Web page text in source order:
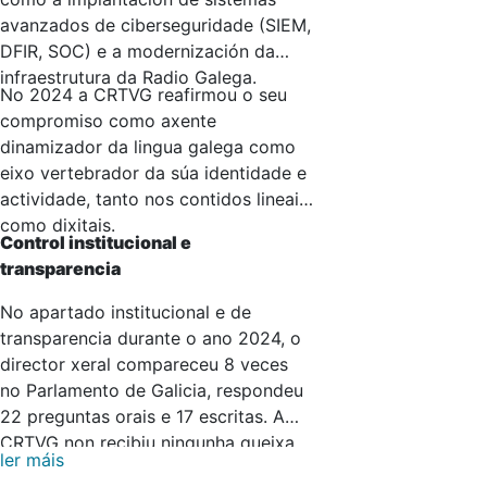
avanzados de ciberseguridade (SIEM,
DFIR, SOC) e a modernización da
infraestrutura da Radio Galega.
No 2024 a CRTVG reafirmou o seu
compromiso como axente
dinamizador da lingua galega como
eixo vertebrador da súa identidade e
actividade, tanto nos contidos lineais
como dixitais.
Control institucional e
transparencia
No apartado institucional e de
transparencia durante o ano 2024, o
director xeral compareceu 8 veces
no Parlamento de Galicia, respondeu
22 preguntas orais e 17 escritas. A
CRTVG non recibiu ningunha queixa
perante a Valedora do Pobo e foi
ler máis